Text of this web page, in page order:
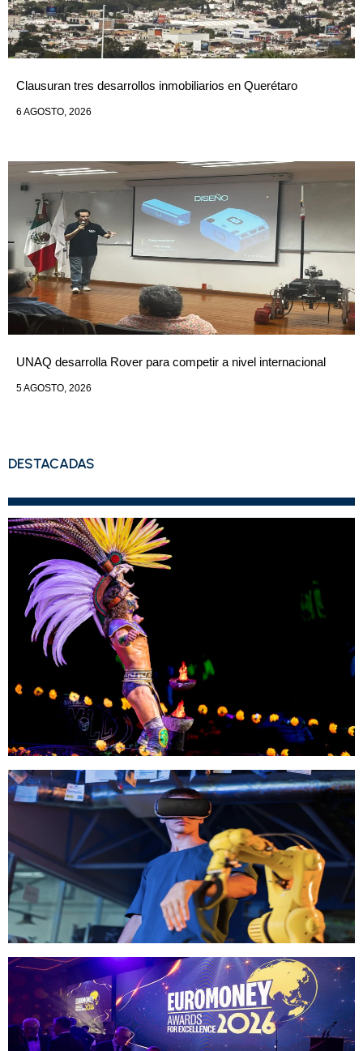
Clausuran tres desarrollos inmobiliarios en Querétaro
6 AGOSTO, 2026
UNAQ desarrolla Rover para competir a nivel internacional
5 AGOSTO, 2026
DESTACADAS